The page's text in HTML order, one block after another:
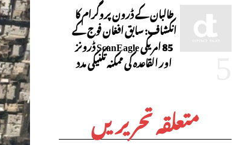
طالبان کے ڈرون پروگرام کا
انکشاف: سابق افغان فوج کے
85 امریکی ScanEagle ڈرونز
اور القاعدہ کی ممکنہ تکنیکی مدد
متعلقہ تحریریں